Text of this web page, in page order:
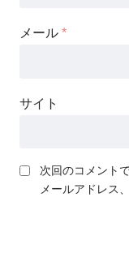
メール *
サイト
次回のコメント
メールアドレス